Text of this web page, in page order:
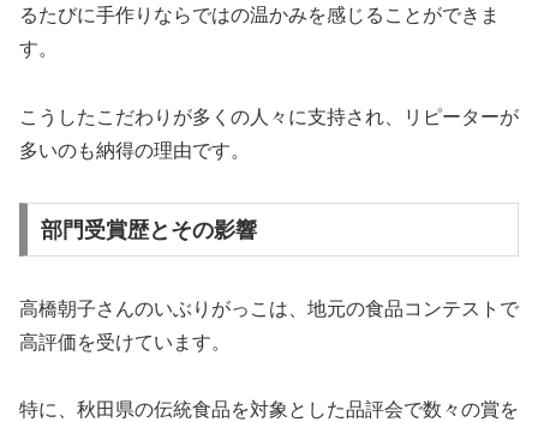
るたびに手作りならではの温かみを感じることができま
す。
こうしたこだわりが多くの人々に支持され、リピーターが
多いのも納得の理由です。
部門受賞歴とその影響
高橋朝子さんのいぶりがっこは、地元の食品コンテストで
高評価を受けています。
特に、秋田県の伝統食品を対象とした品評会で数々の賞を